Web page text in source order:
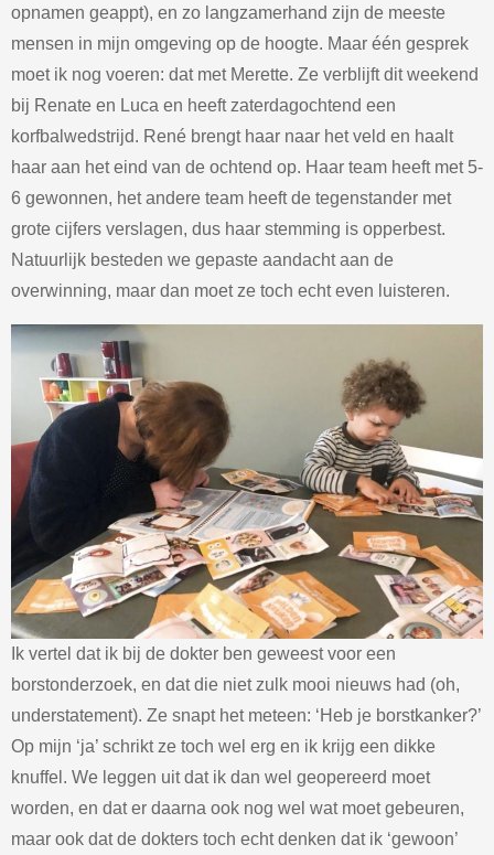
opnamen geappt), en zo langzamerhand zijn de meeste
mensen in mijn omgeving op de hoogte. Maar één gesprek
moet ik nog voeren: dat met Merette. Ze verblijft dit weekend
bij Renate en Luca en heeft zaterdagochtend een
korfbalwedstrijd. René brengt haar naar het veld en haalt
haar aan het eind van de ochtend op. Haar team heeft met 5-
6 gewonnen, het andere team heeft de tegenstander met
grote cijfers verslagen, dus haar stemming is opperbest.
Natuurlijk besteden we gepaste aandacht aan de
overwinning, maar dan moet ze toch echt even luisteren.
Ik vertel dat ik bij de dokter ben geweest voor een
borstonderzoek, en dat die niet zulk mooi nieuws had (oh,
understatement). Ze snapt het meteen: ‘Heb je borstkanker?’
Op mijn ‘ja’ schrikt ze toch wel erg en ik krijg een dikke
knuffel. We leggen uit dat ik dan wel geopereerd moet
worden, en dat er daarna ook nog wel wat moet gebeuren,
maar ook dat de dokters toch echt denken dat ik ‘gewoon’